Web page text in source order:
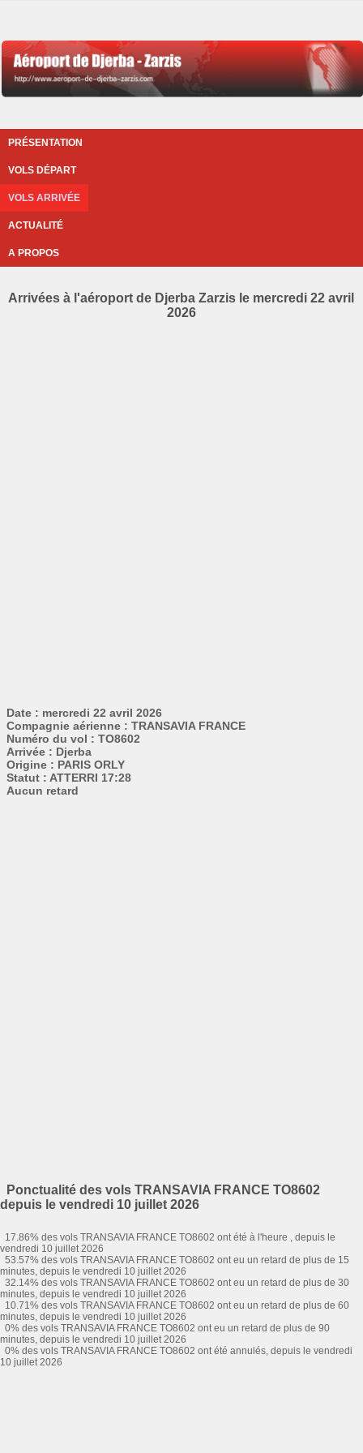
PRÉSENTATION
VOLS DÉPART
VOLS ARRIVÉE
ACTUALITÉ
A PROPOS
Arrivées à l'aéroport de Djerba Zarzis le mercredi 22 avril
2026
Date : mercredi 22 avril 2026
Compagnie aérienne : TRANSAVIA FRANCE
Numéro du vol : TO8602
Arrivée : Djerba
Origine : PARIS ORLY
Statut : ATTERRI 17:28
Aucun retard
Ponctualité des vols TRANSAVIA FRANCE TO8602
depuis le vendredi 10 juillet 2026
17.86% des vols TRANSAVIA FRANCE TO8602 ont été à l'heure , depuis le
vendredi 10 juillet 2026
53.57% des vols TRANSAVIA FRANCE TO8602 ont eu un retard de plus de 15
minutes, depuis le vendredi 10 juillet 2026
32.14% des vols TRANSAVIA FRANCE TO8602 ont eu un retard de plus de 30
minutes, depuis le vendredi 10 juillet 2026
10.71% des vols TRANSAVIA FRANCE TO8602 ont eu un retard de plus de 60
minutes, depuis le vendredi 10 juillet 2026
0% des vols TRANSAVIA FRANCE TO8602 ont eu un retard de plus de 90
minutes, depuis le vendredi 10 juillet 2026
0% des vols TRANSAVIA FRANCE TO8602 ont été annulés, depuis le vendredi
10 juillet 2026